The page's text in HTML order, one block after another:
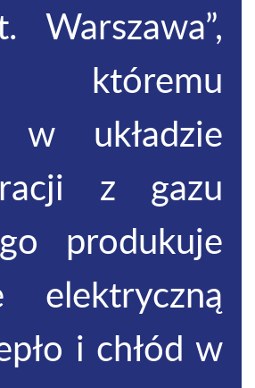
Warszawa”,
któremu
w układzie
z gazu
produkuje
elektryczną
i chłód w